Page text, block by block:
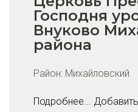
Господня
Внуково
района
Район: Михайловский
Подробнее...